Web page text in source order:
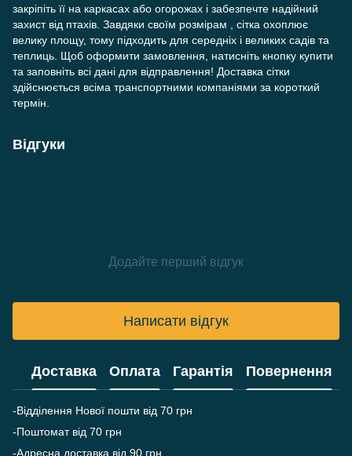
закріпіть її на каркасах або огорожах і забезпечте надійний
захист від птахів. Завдяки своїм розмірам , сітка охоплює
велику площу, тому підходить для середніх і великих садів та
теплиць. Щоб оформити замовлення, натисніть кнопку купити
та заповніть всі дані для відправлення! Доставка сітки
здійснюється всіма транспортними компаніями за короткий
термін.
Відгуки
Додайте перший відгук
Написати відгук
Доставка Оплата Гарантія Повернення
-Відділення Нової пошти від 70 грн
-Поштомат від 70 грн
-Адресна доставка від 90 грн